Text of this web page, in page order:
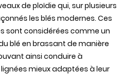
de ploïdie qui, sur plusieurs
les blés modernes. Ces
sont considérées comme un
blé en brassant de manière
ainsi conduire à
mieux adaptées à leur